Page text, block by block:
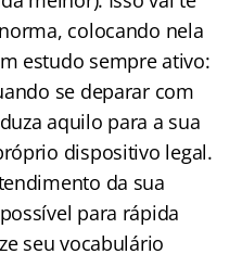
colocando nela
estudo sempre ativo:
se deparar com
aquilo para a sua
dispositivo legal.
da sua
para rápida
seu vocabulário